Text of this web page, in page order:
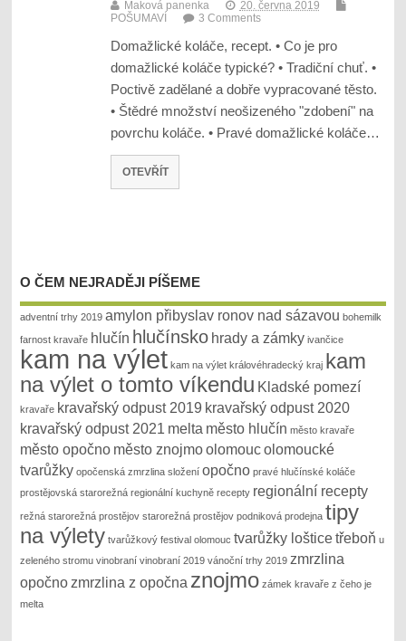
Maková panenka
20. června 2019
POŠUMAVÍ
3 Comments
Domažlické koláče, recept. • Co je pro
domažlické koláče typické? • Tradiční chuť. •
Poctivě zadělané a dobře vypracované těsto.
• Štědré množství neošizeného "zdobení" na
povrchu koláče. • Pravé domažlické koláče…
OTEVŘÍT
O ČEM NEJRADĚJI PÍŠEME
adventní trhy 2019 amylon přibyslav ronov nad sázavou bohemilk
farnost kravaře hlučín hlučínsko hrady a zámky ivančice
kam na výlet kam na výlet královéhradecký kraj kam
na výlet o tomto víkendu Kladské pomezí
kravaře kravařský odpust 2019 kravařský odpust 2020
kravařský odpust 2021 melta město hlučín město kravaře
město opočno město znojmoolomoucolomoucké
tvarůžky opočenská zmrzlina složení opočno pravé hlučínské koláče
prostějovská starorežná regionální kuchyně recepty regionální recepty
režná starorežná prostějov starorežná prostějov podniková prodejna tipy
na výlety tvarůžkový festival olomouc tvarůžky lošticetřeboň u
zeleného stromu vinobraní vinobraní 2019 vánoční trhy 2019 zmrzlina
opočno zmrzlina z opočna znojmo zámek kravaře z čeho je
melta